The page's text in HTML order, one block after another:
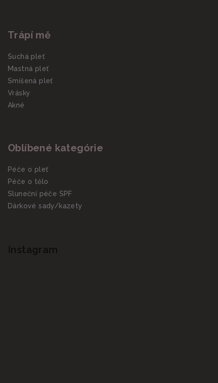
Trápí mě
Suchá pleť
Mastná pleť
Smíšená pleť
Vrásky
Akné
Oblíbené kategórie
Péče o pleť
Péče o tělo
Sluneční péče SPF
Dárkové sady/kazety
Instagram